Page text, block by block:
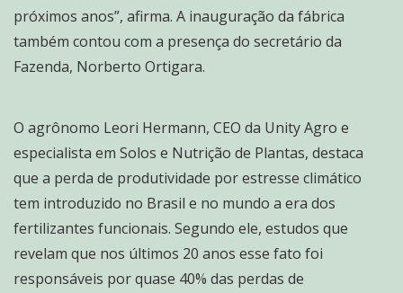
próximos anos”, afirma. A inauguração da fábrica
também contou com a presença do secretário da
Fazenda, Norberto Ortigara.
O agrônomo Leori Hermann, CEO da Unity Agro e
especialista em Solos e Nutrição de Plantas, destaca
que a perda de produtividade por estresse climático
tem introduzido no Brasil e no mundo a era dos
fertilizantes funcionais. Segundo ele, estudos que
revelam que nos últimos 20 anos esse fato foi
responsáveis por quase 40% das perdas de